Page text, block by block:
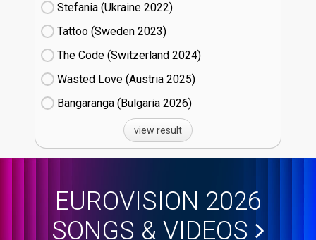
Stefania (Ukraine
22)
Tattoo (Sweden
23)
The Code (Switzerland
24)
Wasted Love (Austria
25)
Bangaranga (Bulgaria
26)
view result
EUROVISION 2026
SONGS & VIDEOS